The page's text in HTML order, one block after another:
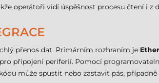
operátoři vidí úspěšnost procesu čtení i z
přenos dat. Primárním rozhraním je
připojení periferií. Pomocí
může spustit nebo zastavit pás,